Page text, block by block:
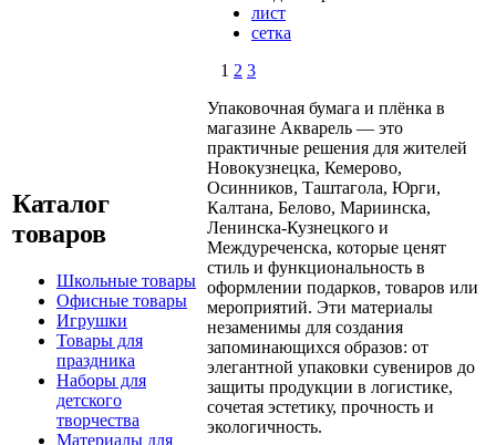
Каталог
товаров
Школьные товары
Офисные товары
Игрушки
Товары для
праздника
Наборы для
детского
творчества
Материалы для
лист
сетка
1 2 3
Упаковочная бумага и плёнка в
магазине Акварель — это
практичные решения для жителей
Новокузнецка, Кемерово,
Осинников, Таштагола, Юрги,
Калтана, Белово, Мариинска,
Ленинска-Кузнецкого и
Междуреченска, которые ценят
стиль и функциональность в
оформлении подарков, товаров или
мероприятий. Эти материалы
незаменимы для создания
запоминающихся образов: от
элегантной упаковки сувениров до
защиты продукции в логистике,
сочетая эстетику, прочность и
экологичность.